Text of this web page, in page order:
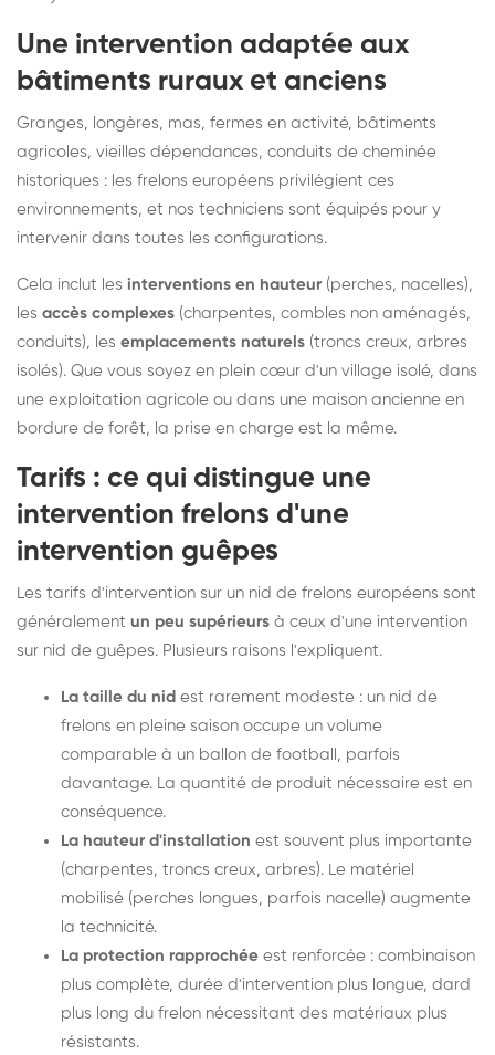
Une intervention adaptée aux
bâtiments ruraux et anciens
Granges, longères, mas, fermes en activité, bâtiments
agricoles, vieilles dépendances, conduits de cheminée
historiques : les frelons européens privilégient ces
environnements, et nos techniciens sont équipés pour y
intervenir dans toutes les configurations.
Cela inclut les interventions en hauteur (perches, nacelles),
les accès complexes (charpentes, combles non aménagés,
conduits), les emplacements naturels (troncs creux, arbres
isolés). Que vous soyez en plein cœur d'un village isolé, dans
une exploitation agricole ou dans une maison ancienne en
bordure de forêt, la prise en charge est la même.
Tarifs : ce qui distingue une
intervention frelons d'une
intervention guêpes
Les tarifs d'intervention sur un nid de frelons européens sont
généralement un peu supérieurs à ceux d'une intervention
sur nid de guêpes. Plusieurs raisons l'expliquent.
La taille du nid est rarement modeste : un nid de
frelons en pleine saison occupe un volume
comparable à un ballon de football, parfois
davantage. La quantité de produit nécessaire est en
conséquence.
La hauteur d'installation est souvent plus importante
(charpentes, troncs creux, arbres). Le matériel
mobilisé (perches longues, parfois nacelle) augmente
la technicité.
La protection rapprochée est renforcée : combinaison
plus complète, durée d'intervention plus longue, dard
plus long du frelon nécessitant des matériaux plus
résistants.